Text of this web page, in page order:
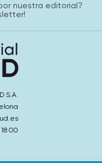
nuestra editorial?
S.A.
00